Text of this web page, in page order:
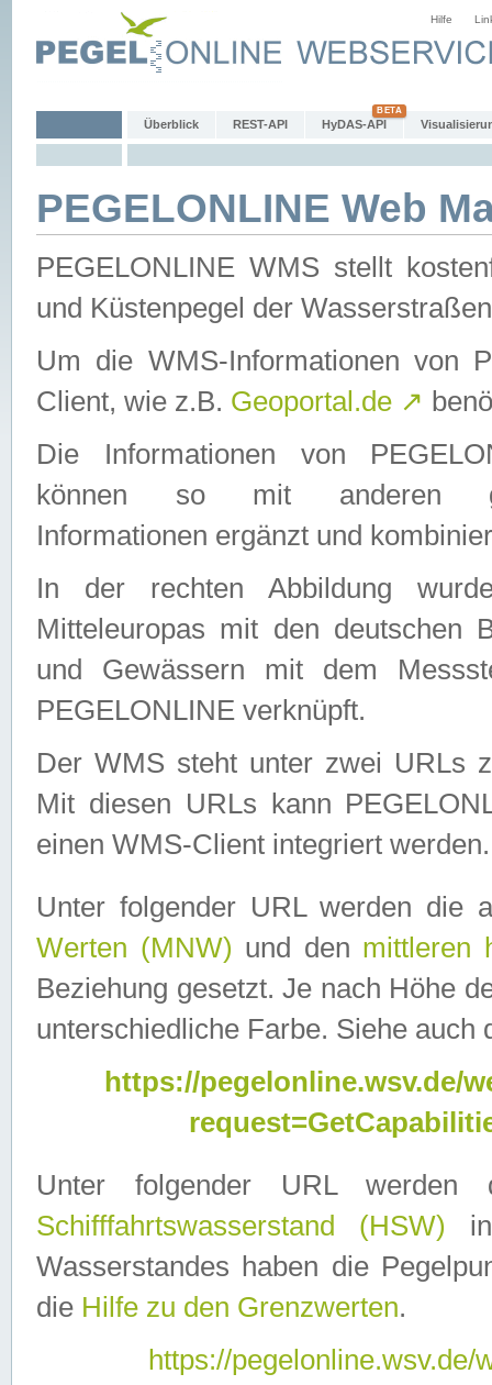
Hilfe
Überblick REST-API HyDAS-API
PEGELONLINE Web
PEGELONLINE WMS stellt
und Küstenpegel der
Um die WMS-Informationen von
Client, wie z.B. Geoportal.de ↗
Die Informationen von
können so mit anderen
Informationen ergänzt und
In der rechten Abbildung
Mitteleuropas mit den deutschen
und Gewässern mit dem
PEGELONLINE verknüpft.
Der WMS steht unter zwei URLs
Mit diesen URLs kann
einen WMS-Client integriert werden.
Unter folgender URL werden die
Werten (MNW) und den mittleren
Beziehung gesetzt. Je nach Höhe
unterschiedliche Farbe. Siehe auch
https://pegelonline.wsv.de/
Unter folgender URL
Schifffahrtswasserstand (HSW)
Wasserstandes haben die
die Hilfe zu den Grenzwerten.
https://